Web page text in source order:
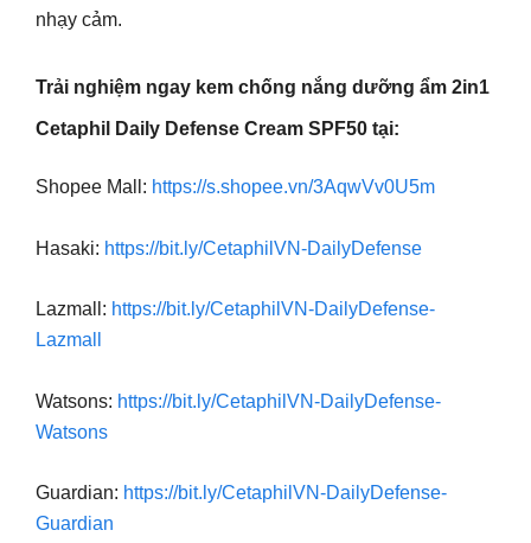
nhạy cảm.
Trải nghiệm ngay kem chống nắng dưỡng ẩm 2in1
Cetaphil Daily Defense Cream SPF50 tại:
Shopee Mall: https://s.shopee.vn/3AqwVv0U5m
Hasaki: https://bit.ly/CetaphilVN-DailyDefense
Lazmall: https://bit.ly/CetaphilVN-DailyDefense-
Lazmall
Watsons: https://bit.ly/CetaphilVN-DailyDefense-
Watsons
Guardian: https://bit.ly/CetaphilVN-DailyDefense-
Guardian